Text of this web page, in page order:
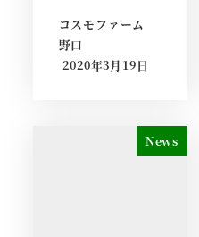
コスモファーム
野口
2020年3月19日
News